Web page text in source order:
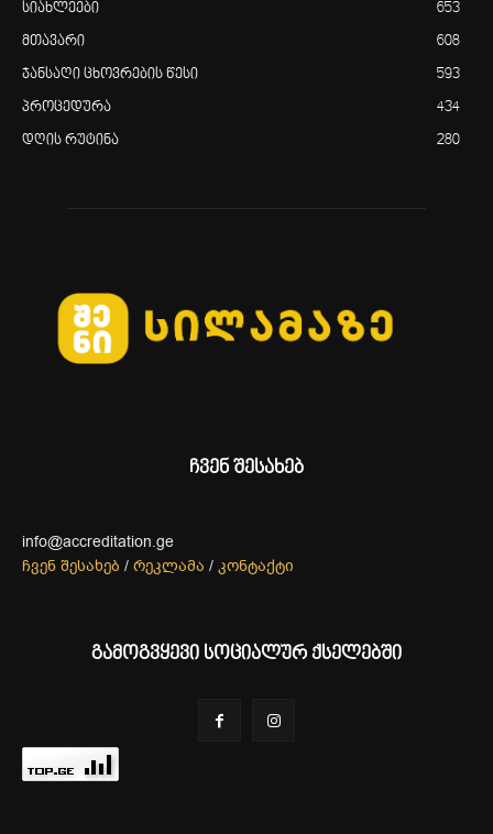
სიახლეები 653
მთავარი 608
ჯანსაღი ცხოვრების წესი 593
პროცედურა 434
დღის რუტინა 280
ჩვენ შესახებ
info@accreditation.ge
ჩვენ შესახებ / რეკლამა / კონტაქტი
გამოგვყევი სოციალურ ქსელებში